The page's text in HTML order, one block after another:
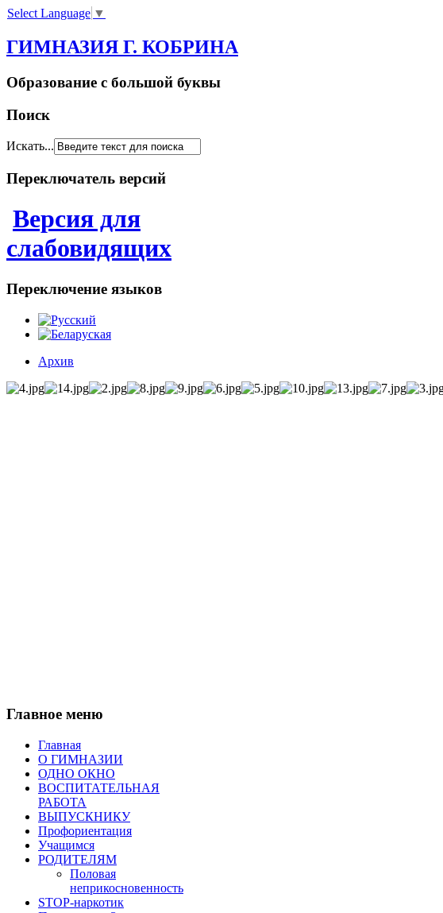
Select Language ▼
ГИМНАЗИЯ Г. КОБРИНА
Образование с большой буквы
Поиск
Искать...
Переключатель версий
Версия для
слабовидящих
Переключение языков
Архив
Главное меню
Главная
О ГИМНАЗИИ
ОДНО ОКНО
ВОСПИТАТЕЛЬНАЯ
РАБОТА
ВЫПУСКНИКУ
Профориентация
Учащимся
РОДИТЕЛЯМ
Половая
неприкосновенность
STOP-наркотик